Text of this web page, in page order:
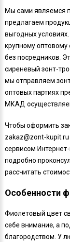
Мы сами являемся
предлагаем
выгодных
крупному
без посредников.
сиреневый зонт-
мы отправляем
оптовых партиях
МКАД
Чтобы оформить
zakaz@zont-kupit.ru
сервисом
подробно
рассчитать
Особенности
Фиолетовый цвет
себе внимание, а
благородством. У